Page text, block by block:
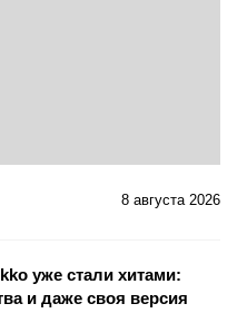
8 августа 2026
уже стали хитами:
и даже своя версия